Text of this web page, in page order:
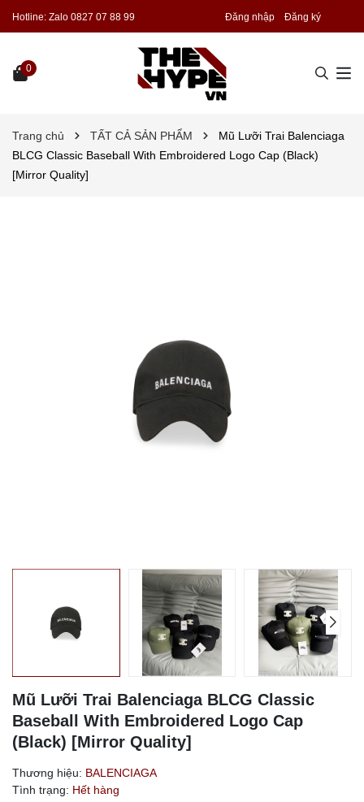
Hotline: Zalo 0827 07 88 99 Đăng nhập Đăng ký
0
Trang chủ TẤT CẢ SẢN PHẨM
Mũ Lưỡi Trai Balenciaga
BLCG Classic Baseball With Embroidered Logo Cap (Black)
[Mirror Quality]
Mũ Lưỡi Trai Balenciaga BLCG Classic
Baseball With Embroidered Logo Cap
(Black) [Mirror Quality]
Thương hiệu: BALENCIAGA
Tình trạng: Hết hàng